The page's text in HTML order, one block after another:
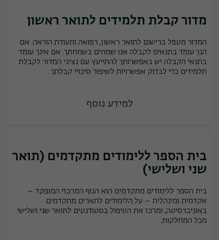
מדור קבלת תלמידים לתואר ראשון
המדור מטפל ברישום לתואר ראשון, רפואה ותעודת הוראה. אם
הנך עומד בתנאים לקבלה אנו שמחים בשמחתך. אם אינך עומד
בתנאי הקבלה יש באפשרותך להתייעץ עם נציגי המדור לקבלת
תלמידים כדי לבדוק אפשרויות לשיפור סיכויי קבלתך.
למידע נוסף
בית הספר ללימודים מתקדמים (תואר
שני ושלישי)
בית הספר ללימודים מתקדמים הוא הגוף המרכזי המופקד –
אקדמית ומינהלית – על הלימודים לתארים מתקדמים
באוניברסיטה, ומרכז את הטיפול בסטודנטים לתואר שני ושלישי
מכל המחלקות.